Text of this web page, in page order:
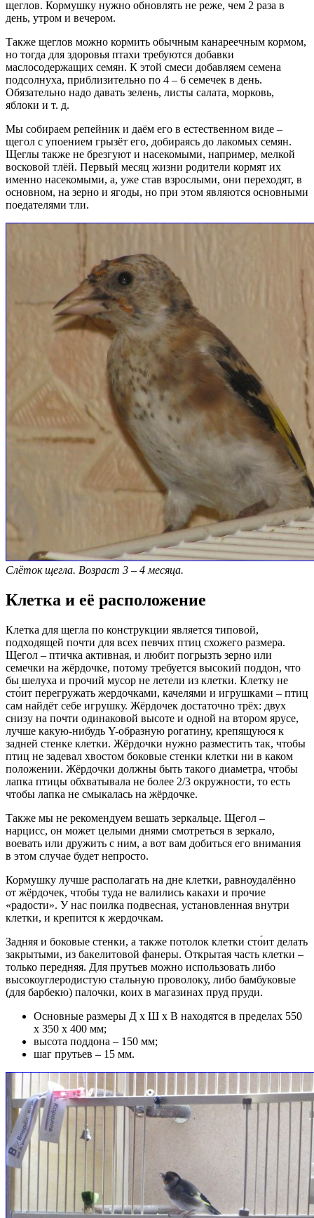
щеглов. Кормушку нужно обновлять не реже, чем 2 раза в
день, утром и вечером.
Также щеглов можно кормить обычным канареечным кормом,
но тогда для здоровья птахи требуются добавки
маслосодержащих семян. К этой смеси добавляем семена
подсолнуха, приблизительно по 4 – 6 семечек в день.
Обязательно надо давать зелень, листы салата, морковь,
яблоки и т. д.
Мы собираем репейник и даём его в естественном виде –
щегол с упоением грызёт его, добираясь до лакомых семян.
Щеглы также не брезгуют и насекомыми, например, мелкой
восковой тлёй. Первый месяц жизни родители кормят их
именно насекомыми, а, уже став взрослыми, они переходят, в
основном, на зерно и ягоды, но при этом являются основными
поедателями тли.
Слёток щегла. Возраст 3 – 4 месяца.
Клетка и её расположение
Клетка для щегла по конструкции является типовой,
подходящей почти для всех певчих птиц схожего размера.
Щегол – птичка активная, и любит погрызть зерно или
семечки на жёрдочке, потому требуется высокий поддон, что
бы шелуха и прочий мусор не летели из клетки. Клетку не
сто́ит перегружать жердочками, качелями и игрушками – птиц
сам найдёт себе игрушку. Жёрдочек достаточно трёх: двух
снизу на почти одинаковой высоте и одной на втором ярусе,
лучше какую-нибудь Y-образную рогатину, крепящуюся к
задней стенке клетки. Жёрдочки нужно разместить так, чтобы
птиц не задевал хвостом боковые стенки клетки ни в каком
положении. Жёрдочки должны быть такого диаметра, чтобы
лапка птицы обхватывала не более 2/3 окружности, то есть
чтобы лапка не смыкалась на жёрдочке.
Также мы не рекомендуем вешать зеркальце. Щегол –
нарцисс, он может целыми днями смотреться в зеркало,
воевать или дружить с ним, а вот вам добиться его внимания
в этом случае будет непросто.
Кормушку лучше располагать на дне клетки, равноудалённо
от жёрдочек, чтобы туда не валились какахи и прочие
«радости». У нас поилка подвесная, установленная внутри
клетки, и крепится к жердочкам.
Задняя и боковые стенки, а также потолок клетки сто́ит делать
закрытыми, из бакелитовой фанеры. Открытая часть клетки –
только передняя. Для прутьев можно использовать либо
высокоуглеродистую стальную проволоку, либо бамбуковые
(для барбекю) палочки, коих в магазинах пруд пруди.
Основные размеры Д х Ш х В находятся в пределах 550
х 350 х 400 мм;
высота поддона – 150 мм;
шаг прутьев – 15 мм.